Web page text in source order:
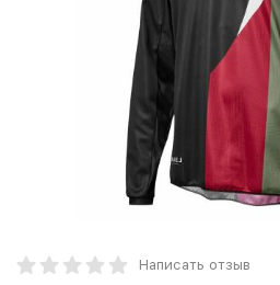
Написать отзыв